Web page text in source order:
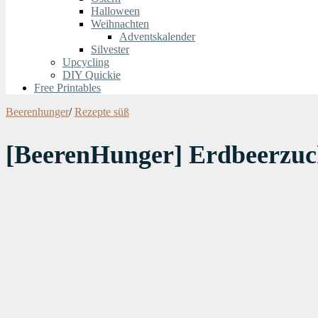
Halloween
Weihnachten
Adventskalender
Silvester
Upcycling
DIY Quickie
Free Printables
Beerenhunger/ Rezepte süß
[BeerenHunger]